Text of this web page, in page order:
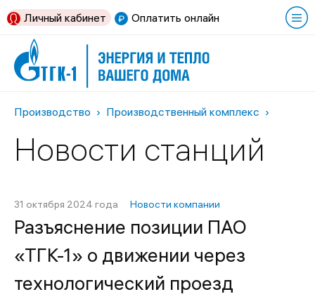
Оплатить онлайн
Личный кабинет
Производство Производственный комплекс
Новости станций
31 октября 2024 года Новости компании
Разъяснение позиции ПАО
«ТГК-1» о движении через
технологический проезд